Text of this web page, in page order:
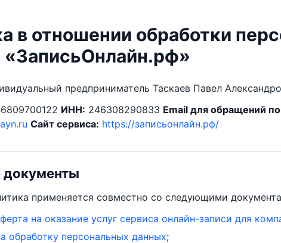
в отношении обработки
«ЗаписьОнлайн.рф»
предприниматель Таскаев Павел
ИНН: 246308290833 Email для обращений
Сайт сервиса: https://записьонлайн.рф/
документы
применяется совместно со следующими
на оказание услуг сервиса онлайн-записи для
обработку персональных данных;